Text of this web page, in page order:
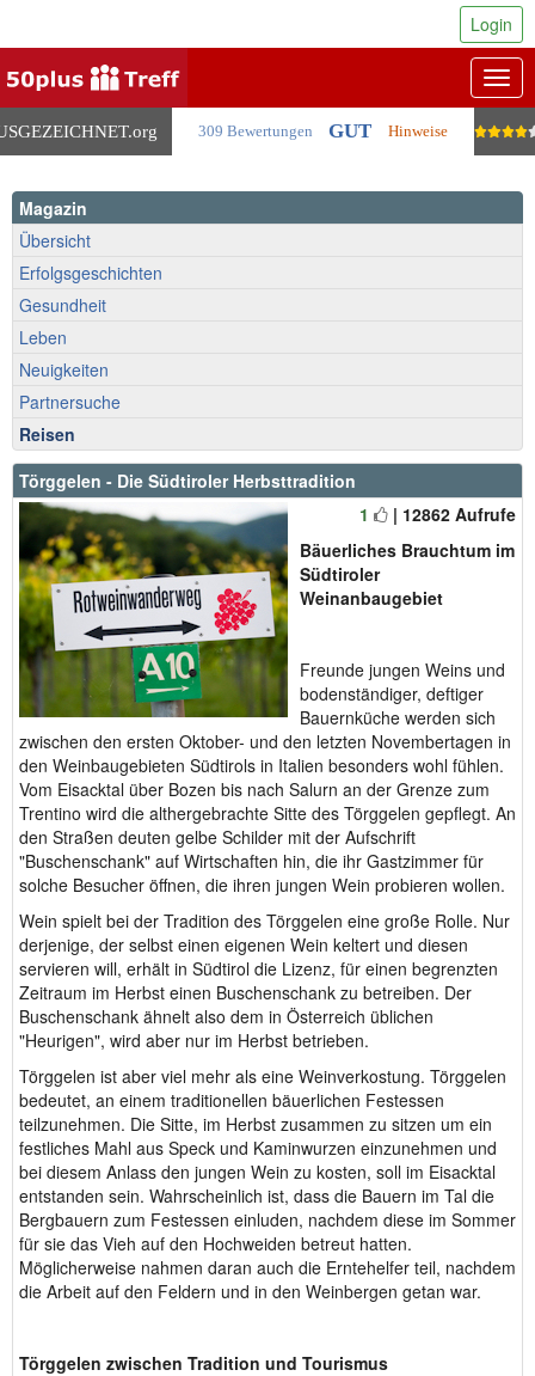
.org 309 Bewertungen GUT Hinweise
Login
Magazin
Übersicht
Erfolgsgeschichten
Gesundheit
Leben
Neuigkeiten
Partnersuche
Reisen
Törggelen - Die Südtiroler Herbsttradition
1
| 12862 Aufrufe
Bäuerliches Brauchtum im
Südtiroler
Weinanbaugebiet
Freunde jungen Weins und
bodenständiger, deftiger
Bauernküche werden sich
zwischen den ersten Oktober- und den letzten Novembertagen in
den Weinbaugebieten Südtirols in Italien besonders wohl fühlen.
Vom Eisacktal über Bozen bis nach Salurn an der Grenze zum
Trentino wird die althergebrachte Sitte des Törggelen gepflegt. An
den Straßen deuten gelbe Schilder mit der Aufschrift
"Buschenschank" auf Wirtschaften hin, die ihr Gastzimmer für
solche Besucher öffnen, die ihren jungen Wein probieren wollen.
Wein spielt bei der Tradition des Törggelen eine große Rolle. Nur
derjenige, der selbst einen eigenen Wein keltert und diesen
servieren will, erhält in Südtirol die Lizenz, für einen begrenzten
Zeitraum im Herbst einen Buschenschank zu betreiben. Der
Buschenschank ähnelt also dem in Österreich üblichen
"Heurigen", wird aber nur im Herbst betrieben.
Törggelen ist aber viel mehr als eine Weinverkostung. Törggelen
bedeutet, an einem traditionellen bäuerlichen Festessen
teilzunehmen. Die Sitte, im Herbst zusammen zu sitzen um ein
festliches Mahl aus Speck und Kaminwurzen einzunehmen und
bei diesem Anlass den jungen Wein zu kosten, soll im Eisacktal
entstanden sein. Wahrscheinlich ist, dass die Bauern im Tal die
Bergbauern zum Festessen einluden, nachdem diese im Sommer
für sie das Vieh auf den Hochweiden betreut hatten.
Möglicherweise nahmen daran auch die Erntehelfer teil, nachdem
die Arbeit auf den Feldern und in den Weinbergen getan war.
Törggelen zwischen Tradition und Tourismus